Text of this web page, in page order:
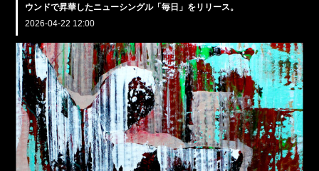
ウンドで昇華したニューシングル「毎日」をリリース。
2026-04-22 12:00